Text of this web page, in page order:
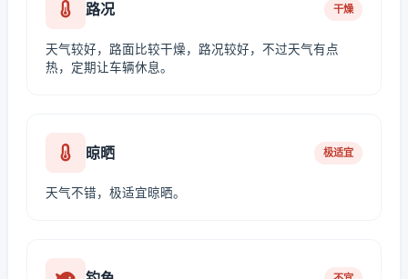
路况 干燥
天气较好，路面比较干燥，路况较好，不过天气有点
热，定期让车辆休息。
晾晒 极适宜
天气不错，极适宜晾晒。